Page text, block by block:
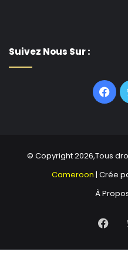
Suivez Nous Sur :
© Copyright 2026,Tous
Cameroon | Crée
À